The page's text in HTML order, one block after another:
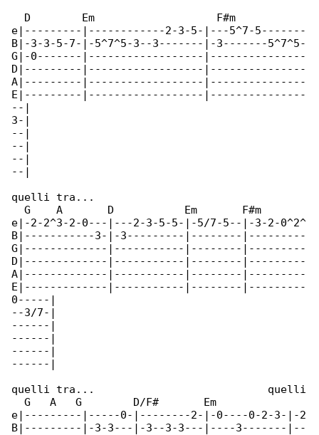
  D        Em                   F#m
e|---------|------------2-3-5-|---5^7-5-------
B|-3-3-5-7-|-5^7^5-3--3-------|-3-------5^7^5-
G|-0-------|------------------|---------------
D|---------|------------------|---------------
A|---------|------------------|---------------
E|---------|------------------|---------------
--|
3-|
--|
--|
--|
--|
quelli tra...
  G    A       D           Em       F#m
e|-2-2^3-2-0---|---2-3-5-5-|-5/7-5--|-3-2-0^2^
B|-----------3-|-3---------|--------|---------
G|-------------|-----------|--------|---------
D|-------------|-----------|--------|---------
A|-------------|-----------|--------|---------
E|-------------|-----------|--------|---------
0-----|
--3/7-|
------|
------|
------|
------|
quelli tra...                           quelli
  G   A   G        D/F#       Em
e|---------|-----0-|--------2-|-0----0-2-3-|-2
B|---------|-3-3---|-3--3-3---|----3-------|--